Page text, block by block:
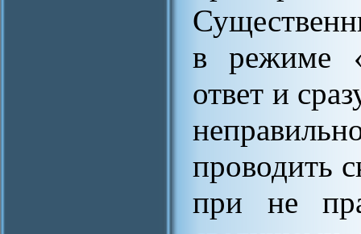
в режиме
ответ и
проводить
при не